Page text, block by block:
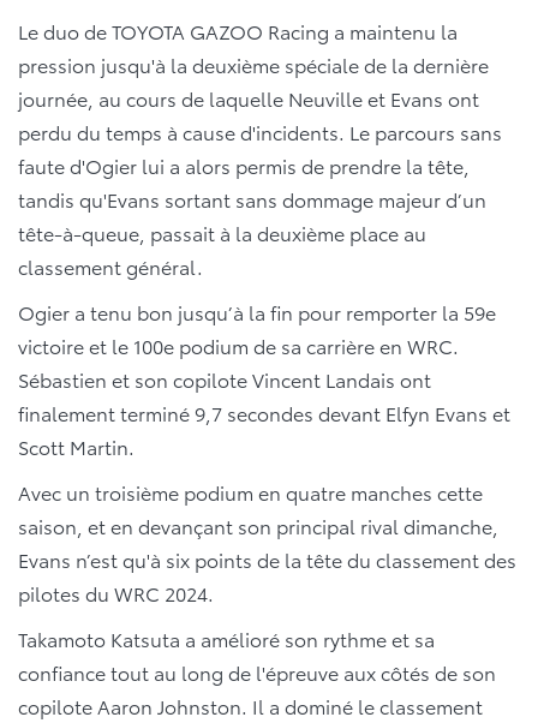
Le duo de TOYOTA GAZOO Racing a maintenu la
pression jusqu'à la deuxième spéciale de la dernière
journée, au cours de laquelle Neuville et Evans ont
perdu du temps à cause d'incidents. Le parcours sans
faute d'Ogier lui a alors permis de prendre la tête,
tandis qu'Evans sortant sans dommage majeur d’un
tête-à-queue, passait à la deuxième place au
classement général.
Ogier a tenu bon jusqu’à la fin pour remporter la 59e
victoire et le 100e podium de sa carrière en WRC.
Sébastien et son copilote Vincent Landais ont
finalement terminé 9,7 secondes devant Elfyn Evans et
Scott Martin.
Avec un troisième podium en quatre manches cette
saison, et en devançant son principal rival dimanche,
Evans n’est qu'à six points de la tête du classement des
pilotes du WRC 2024.
Takamoto Katsuta a amélioré son rythme et sa
confiance tout au long de l'épreuve aux côtés de son
copilote Aaron Johnston. Il a dominé le classement